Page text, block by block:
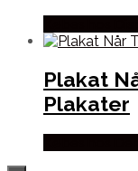
Plakat
Plakater